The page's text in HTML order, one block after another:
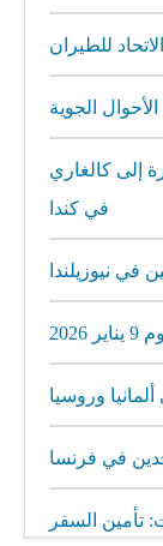
للطيران
الجوية
إلى كالغاري
في كندا
في نيوزيلندا
وروسيا
في فرنسا
تأمين السفر